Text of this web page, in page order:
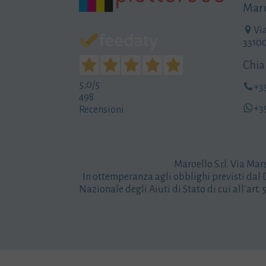
5,0/5
498
Recensioni
Maroello S.r.l. Via
In ottemperanza agli obblighi previsti dal
Nazionale degli Aiuti di Stato di cui all’art.